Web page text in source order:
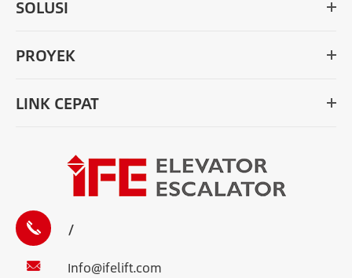
SOLUSI
PROYEK
LINK CEPAT
/
Info@ifelift.com